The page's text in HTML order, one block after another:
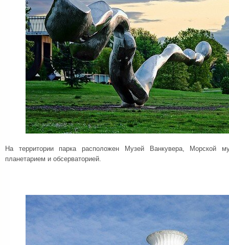
На территории парка расположен Музей Ванкувера, Морской
планетарием и обсерваторией.